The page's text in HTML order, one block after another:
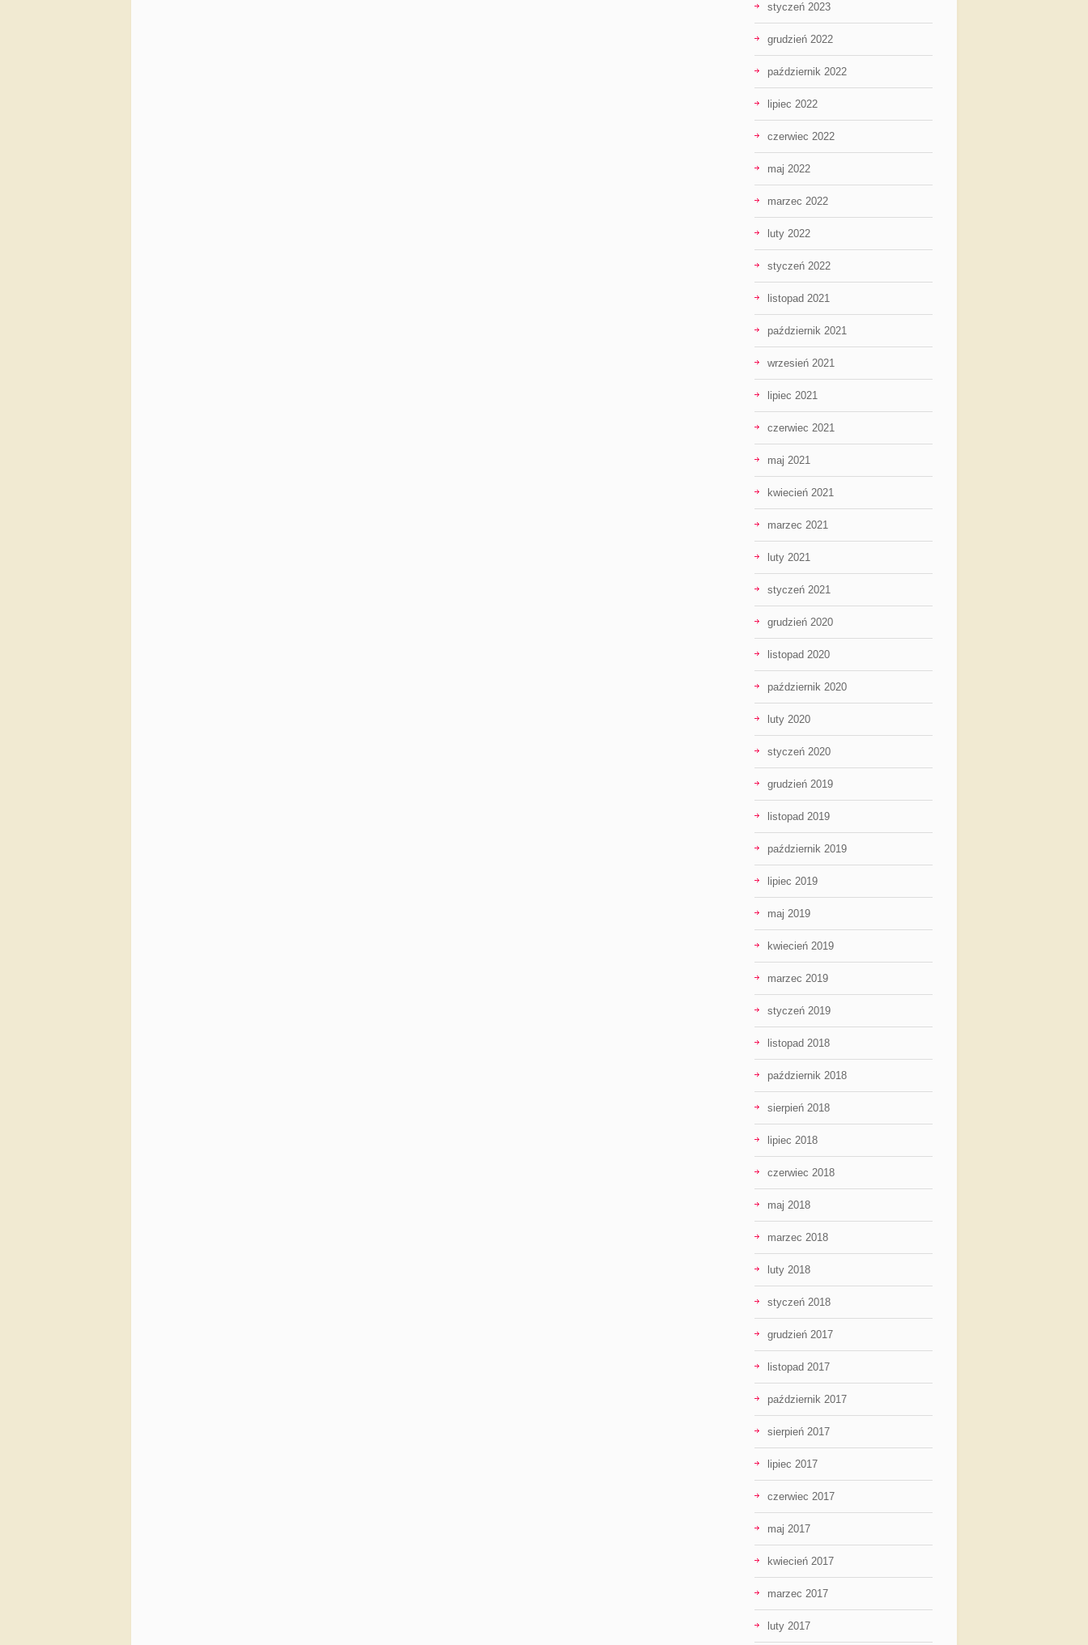
styczeń 2023
grudzień 2022
październik 2022
lipiec 2022
czerwiec 2022
maj 2022
marzec 2022
luty 2022
styczeń 2022
listopad 2021
październik 2021
wrzesień 2021
lipiec 2021
czerwiec 2021
maj 2021
kwiecień 2021
marzec 2021
luty 2021
styczeń 2021
grudzień 2020
listopad 2020
październik 2020
luty 2020
styczeń 2020
grudzień 2019
listopad 2019
październik 2019
lipiec 2019
maj 2019
kwiecień 2019
marzec 2019
styczeń 2019
listopad 2018
październik 2018
sierpień 2018
lipiec 2018
czerwiec 2018
maj 2018
marzec 2018
luty 2018
styczeń 2018
grudzień 2017
listopad 2017
październik 2017
sierpień 2017
lipiec 2017
czerwiec 2017
maj 2017
kwiecień 2017
marzec 2017
luty 2017